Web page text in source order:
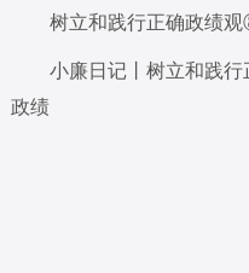
树立和践行正确政绩
小廉日记丨树立和践
政绩